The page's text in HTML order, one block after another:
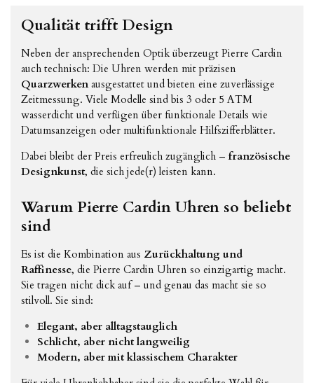
Qualität trifft Design
Neben der ansprechenden Optik überzeugt Pierre Cardin
auch technisch: Die Uhren werden mit präzisen
Quarzwerkenausgestattet und bieten eine zuverlässige
Zeitmessung. Viele Modelle sind bis 3 oder 5 ATM
wasserdicht und verfügen über funktionale Details wie
Datumsanzeigen oder multifunktionale Hilfszifferblätter.
Dabei bleibt der Preis erfreulich zugänglich – französische
Designkunst, die sich jede(r) leisten kann.
Warum Pierre Cardin Uhren so beliebt
sind
Es ist die Kombination aus Zurückhaltung und
Raffinesse, die Pierre Cardin Uhren so einzigartig macht.
Sie tragen nicht dick auf – und genau das macht sie so
stilvoll. Sie sind:
Elegant, aber alltagstauglich
Schlicht, aber nicht langweilig
Modern, aber mit klassischem Charakter